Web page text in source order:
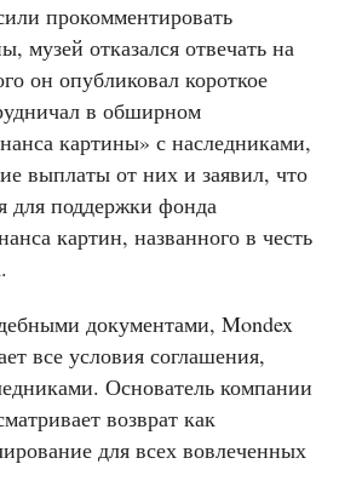
прокомментировать
музей отказался отвечать на
он опубликовал короткое
в обширном
картины» с наследниками,
выплаты от них и заявил, что
для поддержки фонда
картин, названного в честь
документами, Mondex
все условия соглашения,
Основатель компании
возврат как
для всех вовлеченных